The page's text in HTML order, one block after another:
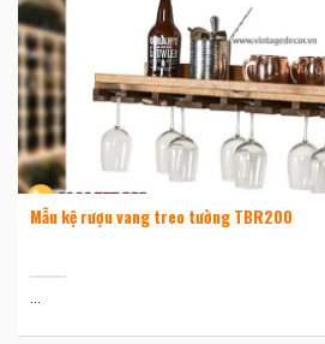
Mẫu kệ rượu vang treo tường TBR200
...